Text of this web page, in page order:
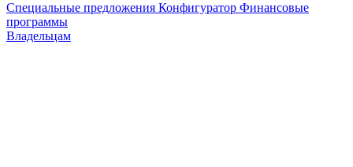
Специальные предложения Конфигуратор Финансовые
программы
Владельцам